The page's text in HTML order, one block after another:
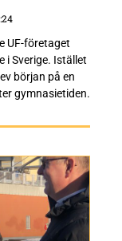
UF-företaget
i Sverige. Istället
början på en
gymnasietiden.